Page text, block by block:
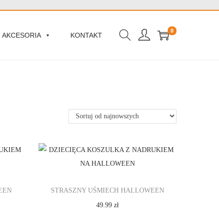
AKCESORIA KONTAKT
0
STRASZNY UŚMIECH HALLOWEEN
49.99 zł